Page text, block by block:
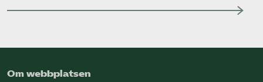
Om webbplatsen